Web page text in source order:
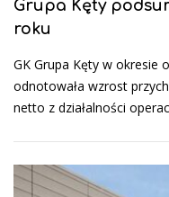
Grupa Kęty
roku
GK Grupa Kęty w okresie
odnotowała wzrost
netto z działalności